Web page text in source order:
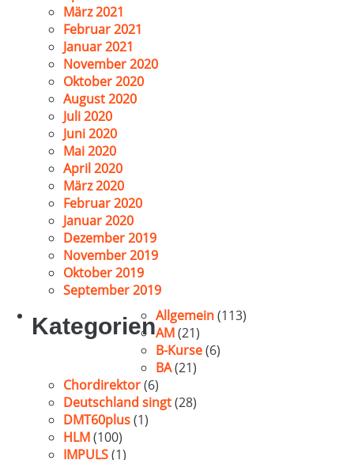
März 2021
Februar 2021
Januar 2021
November 2020
Oktober 2020
August 2020
Juli 2020
Juni 2020
Mai 2020
April 2020
März 2020
Februar 2020
Januar 2020
Dezember 2019
November 2019
Oktober 2019
September 2019
KategorienAllgemein(113)
AM(21)
B-Kurse(6)
BA(21)
Chordirektor(6)
Deutschland singt(28)
DMT60plus(1)
HLM(100)
IMPULS(1)